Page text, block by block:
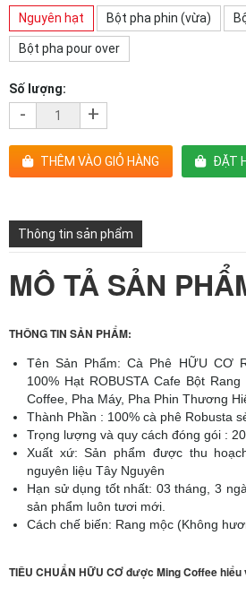
Nguyên hạt
Bột pha phin (vừa)
Bột pha pour over
Số lượng:
- +
THÊM VÀO GIỎ HÀNG ĐẶT
Thông tin sản phẩm
MÔ TẢ SẢN
THÔNG TIN SẢN PHẨM:
Tên Sản Phẩm: Cà Phê HỮU CƠ
100% Hạt ROBUSTA Cafe Bột
Coffee, Pha Máy, Pha Phin Thương
Thành Phần : 100% cà phê Robusta
Trọng lượng và quy cách đóng gói :
Xuất xứ: Sản phẩm được thu
nguyên liệu Tây Nguyên
Hạn sử dụng tốt nhất: 03 tháng, 3
sản phẩm luôn tươi mới.
Cách chế biến: Rang mộc (Không
TIÊU CHUẨN HỮU CƠ được Ming Coffee